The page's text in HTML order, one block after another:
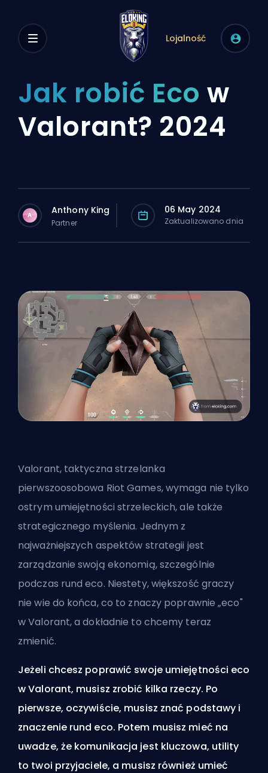
Lojalność
Jak robić Eco w
Valorant? 2024
A Anthony King
Partner
06 May 2024
Zaktualizowano dnia
Valorant, taktyczna strzelanka
pierwszoosobowa Riot Games, wymaga nie tylko
ostrym umiejętności strzeleckich, ale także
strategicznego myślenia. Jednym z
najważniejszych aspektów strategii jest
zarządzanie swoją ekonomią, szczególnie
podczas rund eco. Niestety, większość graczy
nie wie do końca, co to znaczy poprawnie „eco"
w Valorant, a dokładnie to chcemy teraz
zmienić.
Jeżeli chcesz poprawić swoje umiejętności eco
w Valorant, musisz zrobić kilka rzeczy. Po
pierwsze, oczywiście, musisz znać podstawy i
znaczenie rund eco. Potem musisz mieć na
uwadze, że komunikacja jest kluczowa, utility
to twoi przyjaciele, a musisz również umieć